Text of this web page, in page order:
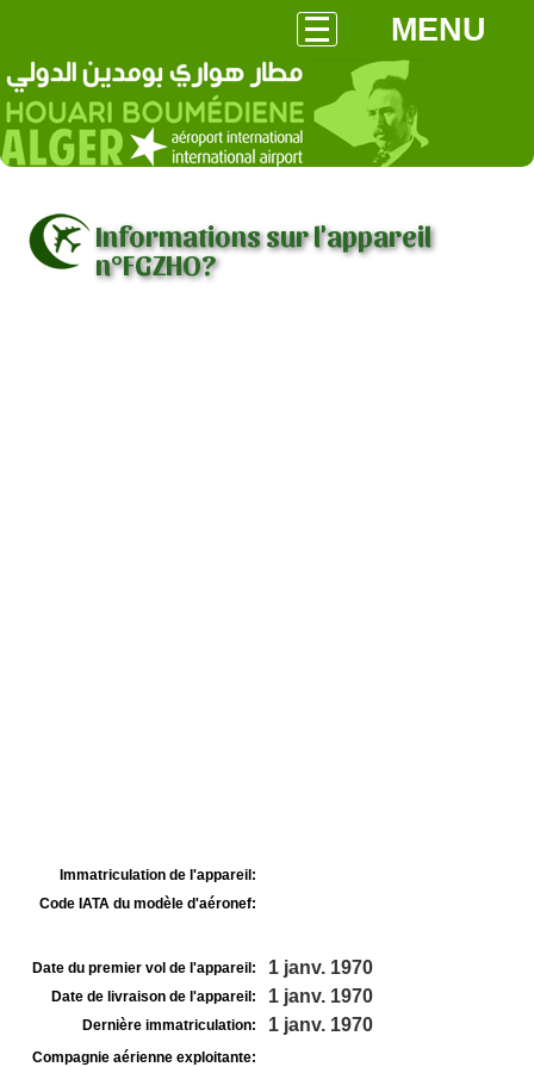
MENU
Informations sur l'appareil
n°FGZHO?
Immatriculation de l'appareil:
Code IATA du modèle d'aéronef:
Date du premier vol de l'appareil: 1 janv. 1970
Date de livraison de l'appareil: 1 janv. 1970
Dernière immatriculation: 1 janv. 1970
Compagnie aérienne exploitante: